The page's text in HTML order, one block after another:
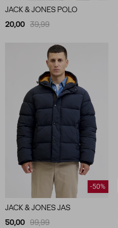
JACK & JONES POLO
20,00 39,99
-50%
JACK & JONES JAS
50,00 99,99